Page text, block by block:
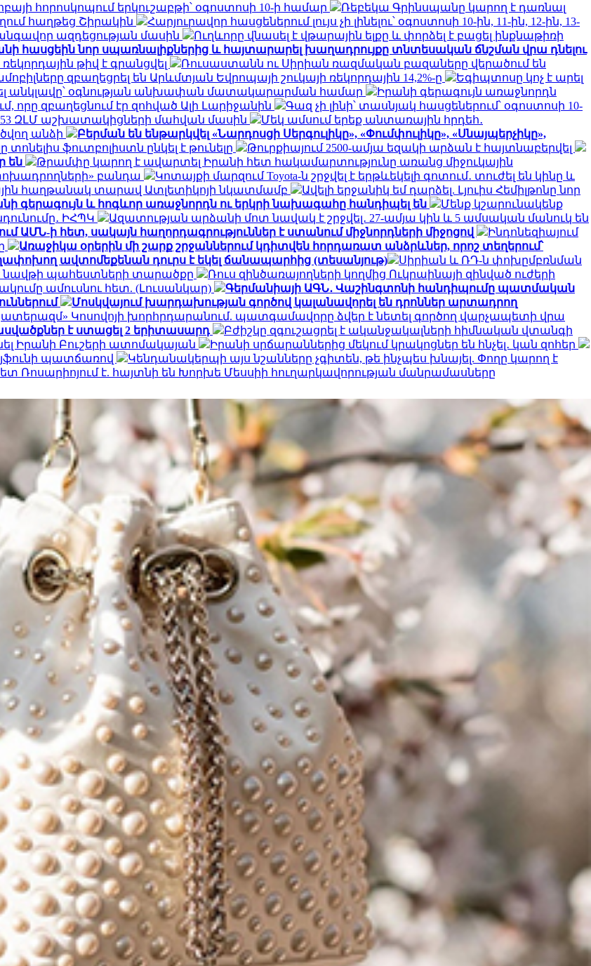
հորոսկոպում երկուշաբթի՝ օգոստոսի 10-ի համար
Ռեբեկա Գրինսպանը կարող է դառնալ
հաղթեց Շիրակին
Հարյուրավոր հասցեներում լույս չի լինելու՝ օգոստոսի 10-ին, 11-ին, 12-ին, 13-
ազդեցության մասին
Ուղևորը վնասել է վթարային ելքը և փորձել է բացել ինքնաթիռի
հասցեին նոր սպառնալիքներից և հայտարարել խաղադրույքը տնտեսական ճնշման վրա դնելու
թիվ է գրանցվել
Ռուսաստանն ու Սիրիան ռազմական բազաները վերածում են
զբաղեցրել են Արևմտյան Եվրոպայի շուկայի ռեկորդային 14,2%-ը
Եգիպտոսը կոչ է արել
անկլավը՝ օգնության անխափան մատակարարման համար
Իրանի գերագույն առաջնորդն
զբաղեցնում էր զոհված Ալի Լարիջանին
Գազ չի լինի՝ տասնյակ հասցեներում՝ օգոստոսի 10-
ԶԼՄ աշխատակիցների մահվան մասին
Մեկ ամսում երեք անտառային հրդեհ․
անձի
Բերման են ենթարկվել «Նարդոսցի Սերգուլիկը», «Փումփուլիկը», «Սնայպերչիկը»,
տոնելիս ֆուտբոլիստն ընկել է թունելը
Թուրքիայում 2500-ամյա եզակի արձան է հայտնաբերվել
են
Թրամփը կարող է ավարտել Իրանի հետ հակամարտությունը առանց միջուկային
բանդա
Կոտայքի մարզում Toyota-ն շրջվել է երթևեկելի գոտում․ տուժել են կինը և
հաղթանակ տարավ Ատլետիկոյի նկատմամբ
Ավելի երջանիկ եմ դարձել. Լյուիս Հեմիլթոնը նոր
գերագույն և հոգևոր առաջնորդն ու երկրի նախագահը հանդիպել են
Մենք կշարունակենք
ԻՀՊԿ
Ազատության արձանի մոտ նավակ է շրջվել․ 27-ամյա կին և 5 ամսական մանուկ են
ԱՄՆ-ի հետ, սակայն հաղորդագրություններ է ստանում միջնորդների միջոցով
Ինդոնեզիայում
Առաջիկա օրերին մի շարք շրջաններում կդիտվեն հորդառատ անձրևներ, որոշ տեղերում՝
ավտոմեքենան դուրս է եկել ճանապարհից (տեսանյութ)
Սիրիան և ՌԴ-ն փոխըմբռնման
է նավթի պահեստների տարածքը
Ռուս զինծառայողների կողմից Ուկրաինայի զինված ուժերի
ամուսնու հետ. (Լուսանկար)
Գերմանիայի ԱԳՆ․ Վաշինգտոնի հանդիպումը պատմական
Մոսկվայում խարդախության գործով կալանավորել են դրոններ արտադրող
Կոսովոյի խորհրդարանում. պատգամավորը ձվեր է նետել գործող վարչապետի վրա
է ստացել 2 երիտասարդ
Բժիշկը զգուշացրել է ականջակալների հիմնական վտանգի
Իրանի Բուշերի ատոմակայան
Իրանի սրճարաններից մեկում կրակոցներ են հնչել․ կան զոհեր
պատճառով
Կենդանակերպի այս նշանները չգիտեն, թե ինչպես խնայել. Փողը կարող է
Ռոսարիոյում է. հայտնի են Խորխե Մեսսիի հուղարկավորության մանրամասները